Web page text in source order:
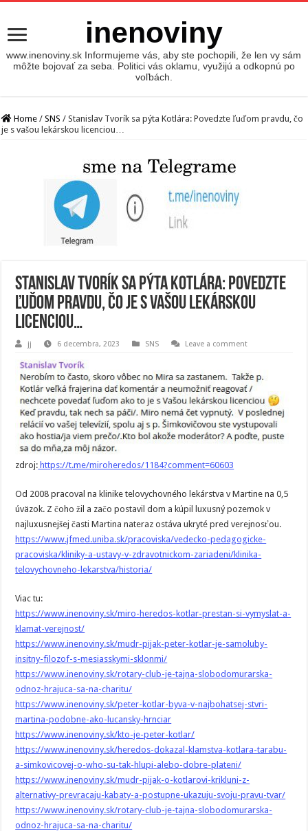
inenoviny
www.inenoviny.sk Informujeme vás, aby ste pochopili, že len vy sám
môžte bojovať za seba. Politici vás oklamu, využijú a odkopnú po
voľbách.
Home / SNS / Stanislav Tvorík sa pýta Kotlára: Povedzte ľuďom pravdu, čo
je s vašou lekárskou licenciou…
Stanislav Tvorík sa pýta Kotlára: Povedzte
ľuďom pravdu, čo je s vašou lekárskou
licenciou…
jj 6 decembra, 2023 SNS Leave a comment
zdroj: https://t.me/miroheredos/1184?comment=60603
Od 2008 pracoval na klinike telovychovného lekárstva v Martine na 0,5
úväzok. Z čoho žil a začo postavil dom a kúpil luxusný pozemok v
najluxusnejšej časti Martina nateraz ostáva ukryté pred verejnosťou.
https://www.jfmed.uniba.sk/pracoviska/vedecko-pedagogicke-
pracoviska/kliniky-a-ustavy-v-zdravotnickom-zariadeni/klinika-
telovychovneho-lekarstva/historia/
Viac tu:
https://www.inenoviny.sk/miro-heredos-kotlar-prestan-si-vymyslat-a-
klamat-verejnost/
https://www.inenoviny.sk/mudr-pijak-peter-kotlar-je-samoluby-
insitny-filozof-s-mesiasskymi-sklonmi/
https://www.inenoviny.sk/rotary-club-je-tajna-slobodomurarska-
odnoz-hrajuca-sa-na-charitu/
https://www.inenoviny.sk/peter-kotlar-byva-v-najbohatsej-stvri-
martina-podobne-ako-lucansky-hrnciar
https://www.inenoviny.sk/kto-je-peter-kotlar/
https://www.inenoviny.sk/heredos-dokazal-klamstva-kotlara-tarabu-
a-simkovicovej-o-who-su-tak-hlupi-alebo-dobre-plateni/
https://www.inenoviny.sk/mudr-pijak-o-kotlarovi-krikluni-z-
alternativy-prevracaju-kabaty-a-postupne-ukazuju-svoju-pravu-tvar/
https://www.inenoviny.sk/rotary-club-je-tajna-slobodomurarska-
odnoz-hrajuca-sa-na-charitu/